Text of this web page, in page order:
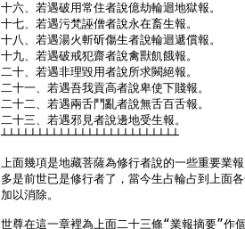
十六、若遇破用常住者說億劫輪迴地獄報。
十七、若遇污梵誣僧者說永在畜生報。
十八、若遇湯火斬斫傷生者說輪迴遞償報。
十九、若遇破戒犯齋者說禽獸飢餓報。
二十、若遇非理毀用者說所求闕絕報。
二十一、若遇吾我貢高者說卑使下賤報。
二十二、若遇兩舌鬥亂者說無舌百舌報。
二十三、若遇邪見者說邊地受生報。
┴┴┴┴┴┴┴┴┴┴┴┴┴┴┴┴┴┴┴┴┴┴┴┴┴
上面幾項是地藏菩薩為修行者說的一些重要業
多是前世已是修行者了，當今生占輪占到上面
加以消除。
世尊在這一章裡為上面二十三條“業報摘要”作